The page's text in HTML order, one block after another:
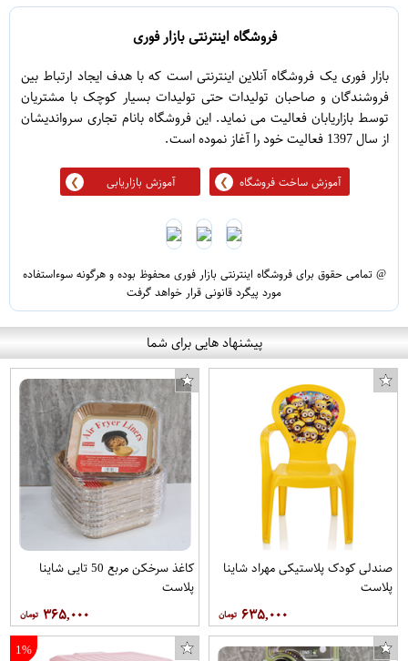
فروشگاه اینترنتی بازار فوری
بازار فوری یک فروشگاه آنلاین اینترنتی است که با هدف ایجاد ارتباط بین
فروشندگان و صاحبان تولیدات حتی تولیدات بسیار کوچک با مشتریان
توسط بازاریابان فعالیت می نماید. این فروشگاه بانام تجاری سرواندیشان
از سال 1397 فعالیت خود را آغاز نموده است.
آموزش ساخت فروشگاه آموزش بازاریابی
@ تمامی حقوق برای فروشگاه اینترنتی بازار فوری محفوظ بوده و هرگونه سوءاستفاده
مورد پیگرد قانونی قرار خواهد گرفت
پیشنهاد هایی برای شما
صندلی کودک پلاستیکی مهراد شاینا
پلاست
۶۳۵,۰۰۰
کاغذ سرخکن مربع 50 تایی شاینا
پلاست
۳۶۵,۰۰۰
1%